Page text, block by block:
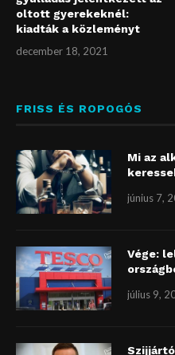
oltott gyerekeknél:
kiadták a közleményt
december 18, 2021
FRISS ÉS ROPOGÓS
Mi az
június 7,
Vége:
július 9,